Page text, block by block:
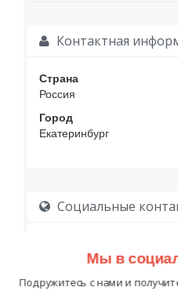
Контактная
Страна
Россия
Город
Екатеринбург
Социальные
Мы в
Подружитесь с нами и